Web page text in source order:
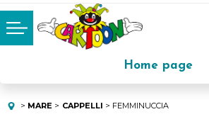
Home page
Abbigliamento
MARE CAPPELLI FEMMINUCCIA